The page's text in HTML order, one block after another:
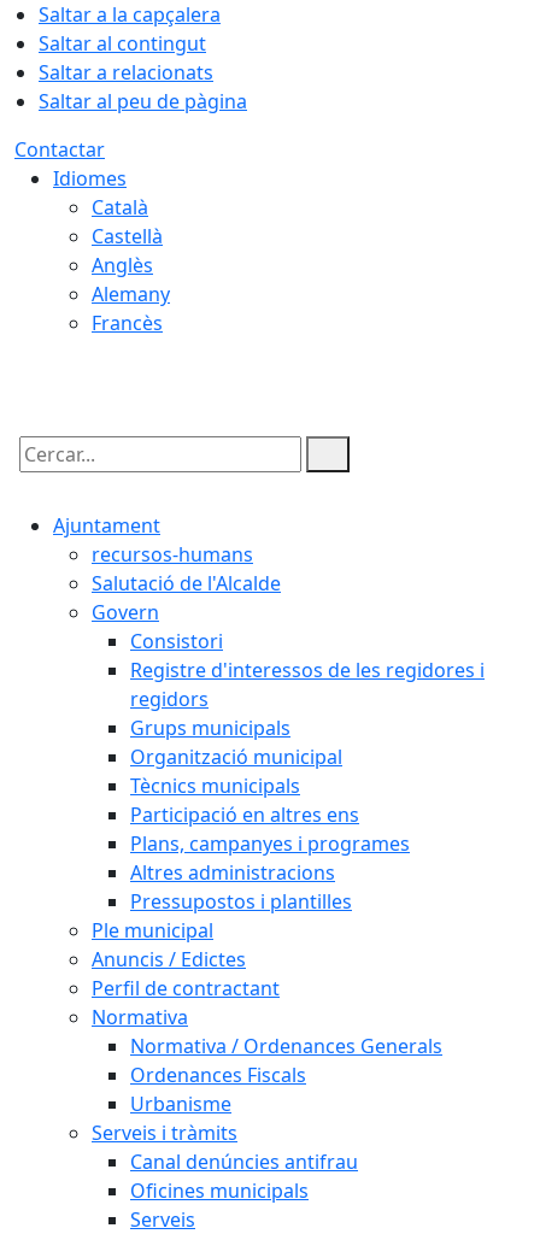
Saltar a la capçalera
Saltar al contingut
Saltar a relacionats
Saltar al peu de pàgina
Contactar
Idiomes
Català
Castellà
Anglès
Alemany
Francès
Cercar:
Ajuntament
recursos-humans
Salutació de l'Alcalde
Govern
Consistori
Registre d'interessos de les regidores i
regidors
Grups municipals
Organització municipal
Tècnics municipals
Participació en altres ens
Plans, campanyes i programes
Altres administracions
Pressupostos i plantilles
Ple municipal
Anuncis / Edictes
Perfil de contractant
Normativa
Normativa / Ordenances Generals
Ordenances Fiscals
Urbanisme
Serveis i tràmits
Canal denúncies antifrau
Oficines municipals
Serveis